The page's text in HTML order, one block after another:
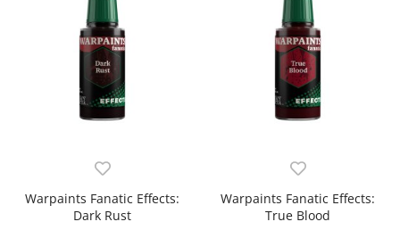
Warpaints Fanatic Effects:
Dark Rust
Warpaints Fanatic Effects:
True Blood